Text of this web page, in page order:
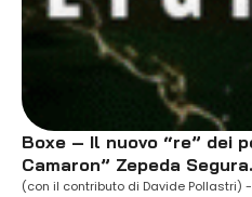
Boxe – Il nuovo “re” dei
Camaron” Zepeda Segura.
(con il contributo di Davide Pollastri)